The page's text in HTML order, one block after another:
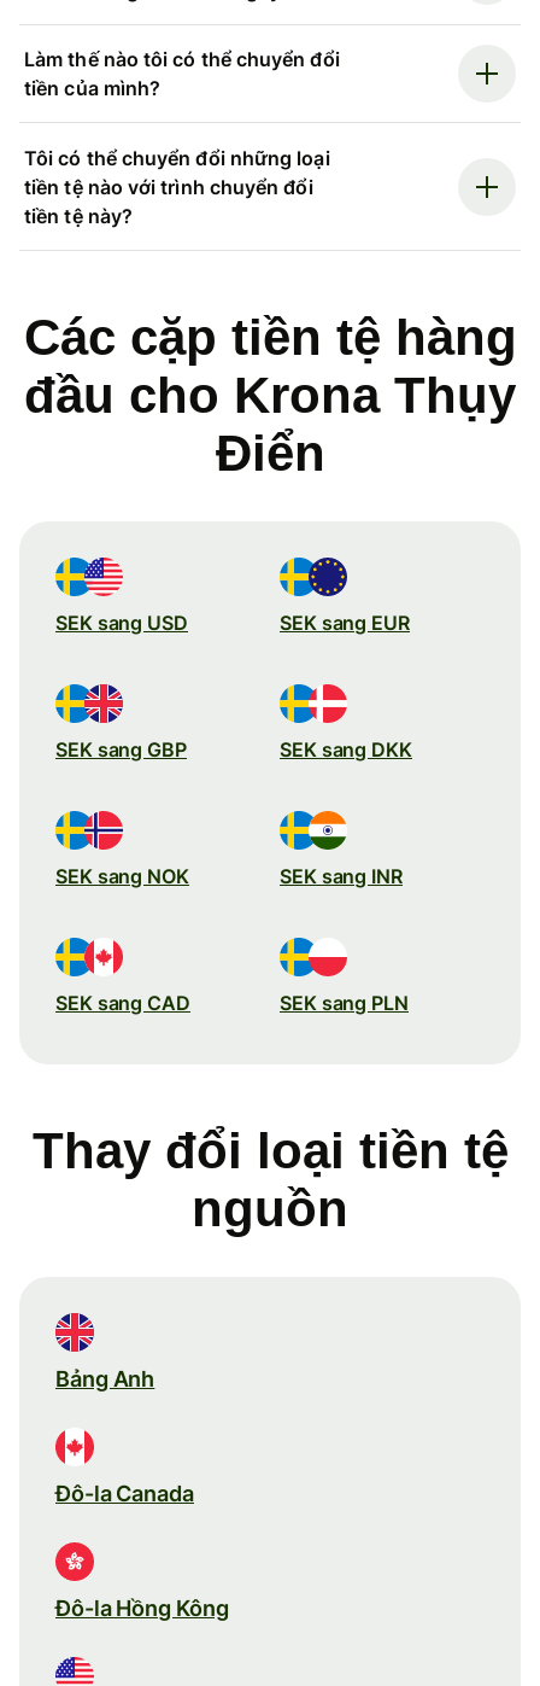
Làm thế nào tôi có thể chuyển đổi
tiền của mình?
Tôi có thể chuyển đổi những loại
tiền tệ nào với trình chuyển đổi
tiền tệ này?
Các cặp tiền tệ hàng
đầu cho Krona Thụy
Điển
SEK sang USD SEK sang EUR
SEK sang GBP SEK sang DKK
SEK sang NOK SEK sang INR
SEK sang CAD SEK sang PLN
Thay đổi loại tiền tệ
nguồn
Bảng Anh
Đô-la Canada
Đô-la Hồng Kông